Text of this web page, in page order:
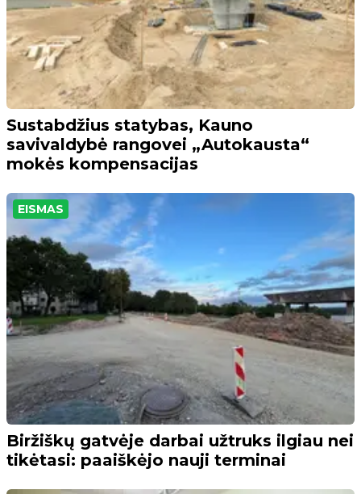
Sustabdžius statybas, Kauno
savivaldybė rangovei „Autokausta“
mokės kompensacijas
EISMAS
Biržiškų gatvėje darbai užtruks ilgiau nei
tikėtasi: paaiškėjo nauji terminai